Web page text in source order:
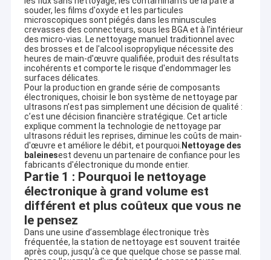
souder, les films d'oxyde et les particules
microscopiques sont piégés dans les minuscules
crevasses des connecteurs, sous les BGA et à l'intérieur
des micro-vias. Le nettoyage manuel traditionnel avec
des brosses et de l'alcool isopropylique nécessite des
heures de main-d'œuvre qualifiée, produit des résultats
incohérents et comporte le risque d'endommager les
surfaces délicates.
Pour la production en grande série de composants
électroniques, choisir le bon système de nettoyage par
ultrasons n’est pas simplement une décision de qualité :
c’est une décision financière stratégique. Cet article
explique comment la technologie de nettoyage par
ultrasons réduit les reprises, diminue les coûts de main-
d'œuvre et améliore le débit, et pourquoi. Nettoyage des
baleinesest devenu un partenaire de confiance pour les
fabricants d'électronique du monde entier.
Partie 1 : Pourquoi le nettoyage
électronique à grand volume est
différent et plus coûteux que vous ne
le pensez
Dans une usine d’assemblage électronique très
fréquentée, la station de nettoyage est souvent traitée
après coup, jusqu’à ce que quelque chose se passe mal.